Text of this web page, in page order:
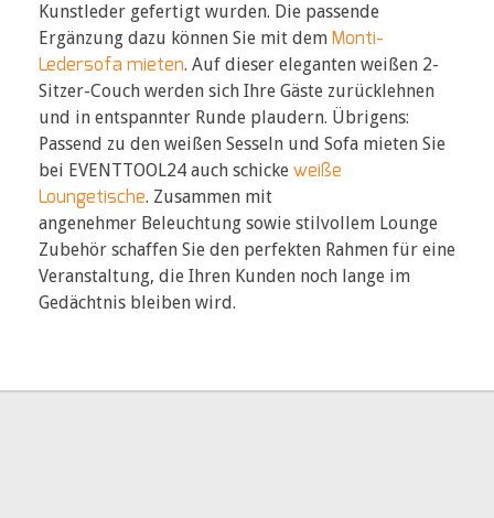
Kunstleder gefertigt wurden. Die passende
Ergänzung dazu können Sie mit dem Monti-
Ledersofa mieten. Auf dieser eleganten weißen 2-
Sitzer-Couch werden sich Ihre Gäste zurücklehnen
und in entspannter Runde plaudern. Übrigens:
Passend zu den weißen Sesseln und Sofa mieten Sie
bei EVENTTOOL24 auch schicke weiße
Loungetische. Zusammen mit
angenehmer Beleuchtung sowie stilvollem Lounge
Zubehör schaffen Sie den perfekten Rahmen für eine
Veranstaltung, die Ihren Kunden noch lange im
Gedächtnis bleiben wird.